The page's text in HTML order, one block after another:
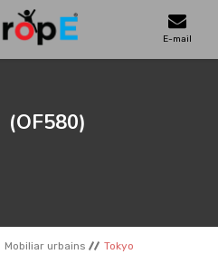
E-mail
(OF580)
Mobiliar urbains Tokyo